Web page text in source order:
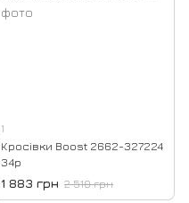
1
Кросівки Boost 2662-327224
34р
1 883 грн 2 510 грн